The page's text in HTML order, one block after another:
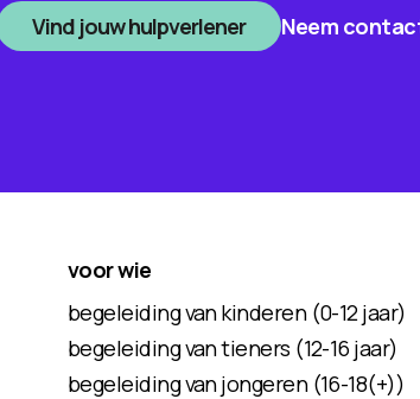
Vind jouw hulpverlener Neem
voor wie
begeleiding van kinderen (0-12 jaar)
begeleiding van tieners (12-16 jaar)
begeleiding van jongeren (16-18(+))